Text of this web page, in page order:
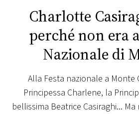
RADIO
WEB
RADIO
PLAYLIST
NEWS
Charlotte
perché non era
Nazionale di
Alla Festa nazionale a Monte
Principessa Charlene, la
bellissima Beatrice Casiraghi...